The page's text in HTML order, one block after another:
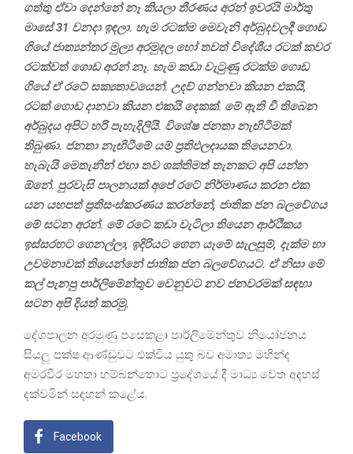
ගත්තු ඒවා දෙන්නේ නෑ කියලා තීරණය අරන් ඉවරයි මාර්තු
මාසේ 31 වනදා ඉඳලා. හැම රටක්ම මෙවැනි අර්බුදවලදී ගොඩ
ගියේ ජාත්‍යන්තර මුල්‍ය අරමුදල හෝ තවත් විදේශීය රටක් කවර
රටක්වත් ගොඩ අරන් නෑ. හැම කඩා වැටුණු රටක්ම ගොඩ
ගියේ ඒ රටේ සක්‍යතාවයෙන්. උදව් ගන්නවා කියන එකයි,
රටක් ගොඩ දානවා කියන එකයි දෙකක්. මේ ඇති වී තිබෙන
අර්බුදය අපිට හරි පැහැදිලියි. විශේෂ ජනතා නැඟිටීමක්
තිබුණා. ජනතා නැඟිටීමේ යම් ප්‍රතිඵලදායක තියෙනවා.
හැබැයි මෙතැනින් එහා තව ශක්තිමත් තැනකට අපි යන්න
ඕනේ. පුරවැසි පාලනයක් අපේ රටේ නිර්මාණය කරන එක
යන යහපත් ප්‍රතිසංස්කරණය කරන්නේ, ජාතික ජන බලවේගය
මේ සටන අරන්. මේ රටේ කඩා වැටිලා තියෙන ආර්ථිකය
ඉස්සරහට ගෙනල්ලා, ඉදිරියට ගෙන යෑමේ සැලසුම්, දැක්ම හා
උවමනාවක් තියෙන්නේ ජාතික ජන බලවේගයට. ඒ නිසා මේ
කල් පැනපු පාර්ලිමේන්තුව වෙනුවට නව ජනවරමක් සඳහා
සටන අපි දියත් කරමු.
දේශපාලන අරමුණු පසෙකළා පාර්ලිමේන්තුව නියෝජනය
සියලු පක්ෂ ආණ්ඩුවට එක්විය යුතු බව අමාත්‍ය මහින්ද
අමරවීර මහතා හම්බන්තොට ප්‍රදේශයේ දී මාධ්‍ය වෙත අදහස්
දක්වමින් සඳහන් කළේය.
Facebook